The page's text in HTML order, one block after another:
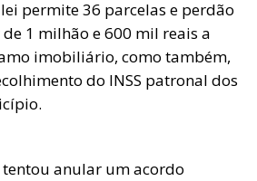
permite 36 parcelas e perdão
1 milhão e 600 mil reais a
imobiliário, como também,
do INSS patronal dos
anular um acordo